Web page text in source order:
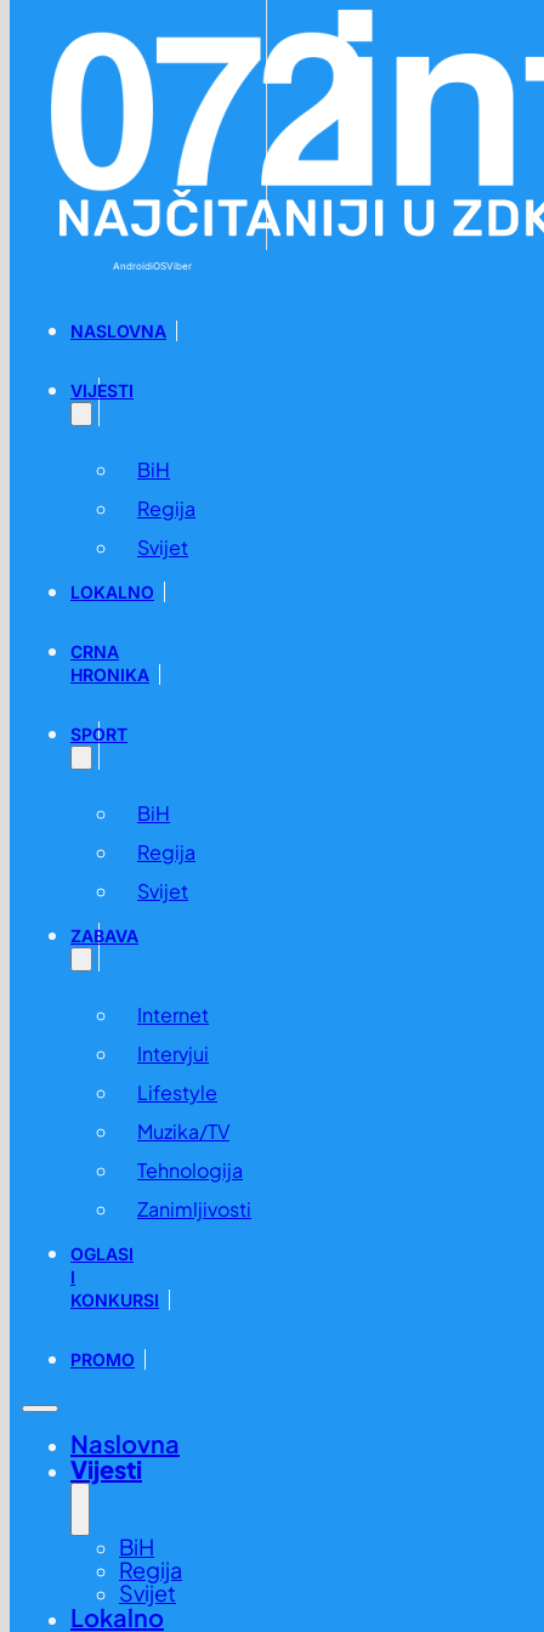
AndroidiOSViber
NASLOVNA
VIJESTI
BiH
Regija
Svijet
LOKALNO
CRNA
HRONIKA
SPORT
BiH
Regija
Svijet
ZABAVA
Internet
Intervjui
Lifestyle
Muzika/TV
Tehnologija
Zanimljivosti
OGLASI
I
KONKURSI
PROMO
Naslovna
Vijesti
BiH
Regija
Svijet
Lokalno